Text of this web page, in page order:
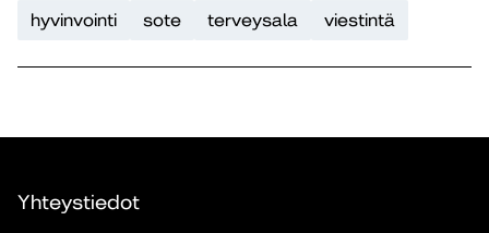
hyvinvointi
sote terveysala viestintä
Yhteystiedot